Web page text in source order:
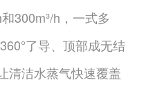
300m³/h，一式多
了导、顶部成无结
清洁水蒸气快速覆盖